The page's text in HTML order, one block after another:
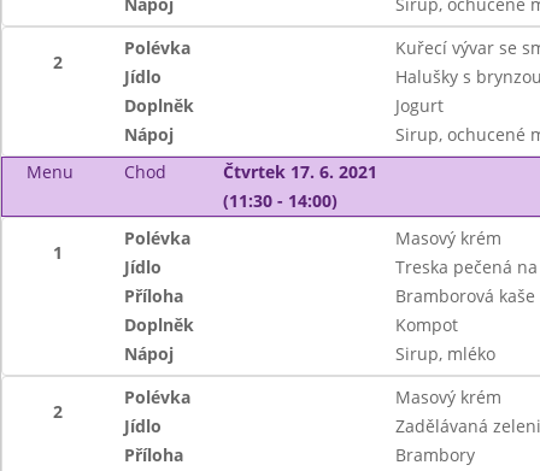
2
Polévka
Kuřecí vývar se
Jídlo
Halušky s
Doplněk
Jogurt
Nápoj
Sirup, ochucené
Menu
Chod
Čtvrtek 17. 6. 2021
(11:30 - 14:00)
1
Polévka
Masový krém
Jídlo
Treska pečená
Příloha
Bramborová kaše
Doplněk
Kompot
Nápoj
Sirup, mléko
2
Polévka
Masový krém
Jídlo
Zadělávaná
Příloha
Brambory